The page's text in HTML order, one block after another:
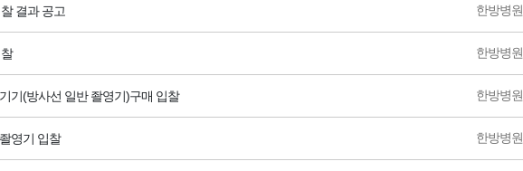
결과 공고 한방병원
한방병원
기(방사선 일반 좔영기)구매 입찰 한방병원
영기 입찰 한방병원